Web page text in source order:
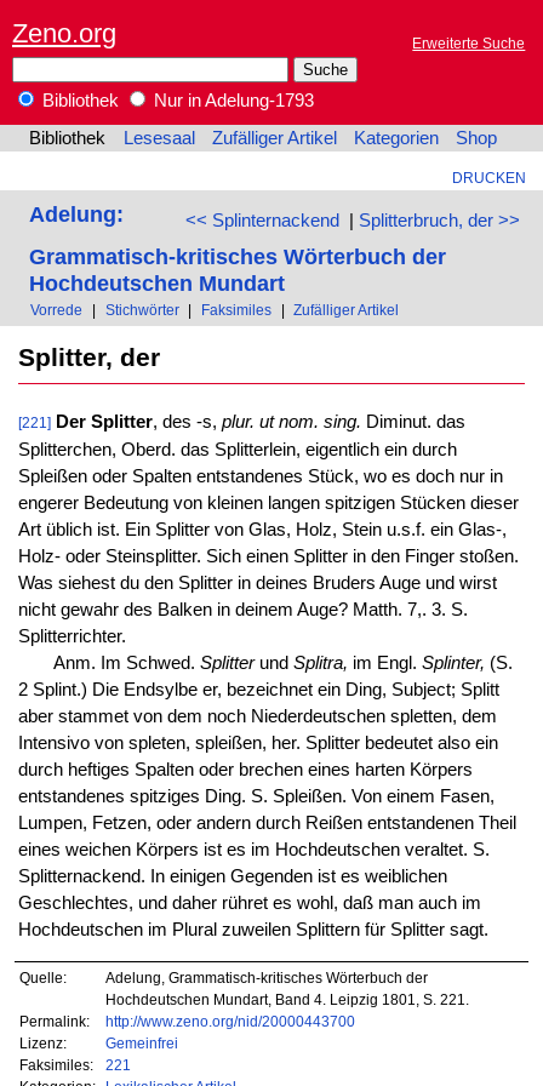
Zeno.org Erweiterte Suche
Bibliothek
Nur in Adelung-1793
Bibliothek
Lesesaal Zufälliger Artikel Kategorien Shop
DRUCKEN
<< Splinternackend| Splitterbruch, der >>
Adelung:
Grammatisch-kritisches Wörterbuch der
Hochdeutschen Mundart
Vorrede | Stichwörter | Faksimiles | Zufälliger Artikel
Splitter, der
[221] Der Splitter, des -s, plur. ut nom. sing. Diminut. das
Splitterchen, Oberd. das Splitterlein, eigentlich ein durch
Spleißen oder Spalten entstandenes Stück, wo es doch nur in
engerer Bedeutung von kleinen langen spitzigen Stücken dieser
Art üblich ist. Ein Splitter von Glas, Holz, Stein u.s.f. ein Glas-,
Holz- oder Steinsplitter. Sich einen Splitter in den Finger stoßen.
Was siehest du den Splitter in deines Bruders Auge und wirst
nicht gewahr des Balken in deinem Auge? Matth. 7,. 3. S.
Splitterrichter.
Anm. Im Schwed. Splitterund Splitra, im Engl. Splinter, (S.
2 Splint.) Die Endsylbe er, bezeichnet ein Ding, Subject; Splitt
aber stammet von dem noch Niederdeutschen spletten, dem
Intensivo von spleten, spleißen, her. Splitter bedeutet also ein
durch heftiges Spalten oder brechen eines harten Körpers
entstandenes spitziges Ding. S. Spleißen. Von einem Fasen,
Lumpen, Fetzen, oder andern durch Reißen entstandenen Theil
eines weichen Körpers ist es im Hochdeutschen veraltet. S.
Splitternackend. In einigen Gegenden ist es weiblichen
Geschlechtes, und daher rühret es wohl, daß man auch im
Hochdeutschen im Plural zuweilen Splittern für Splitter sagt.
Quelle:
Adelung, Grammatisch-kritisches Wörterbuch der
Hochdeutschen Mundart, Band 4. Leipzig 1801, S. 221.
Permalink:
http://www.zeno.org/nid/20000443700
Lizenz:
Gemeinfrei
Faksimiles:
221